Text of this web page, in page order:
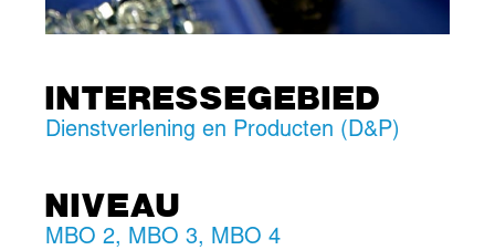
INTERESSEGEBIED
Dienstverlening en Producten (D&P)
NIVEAU
MBO 2, MBO 3, MBO 4